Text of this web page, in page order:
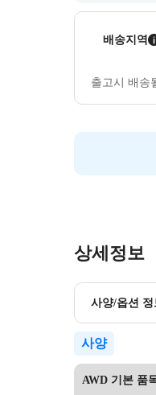
배송지역
출고시 배송
상세정보
사양/옵션 정
사양
AWD 기본 품